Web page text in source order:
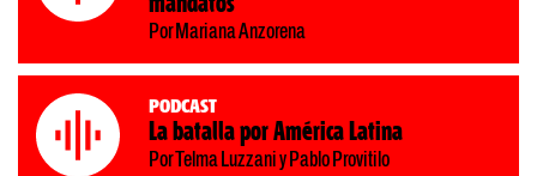
Por Mariana Anzorena
Podcast
La batalla por América Latina
Por Telma Luzzani y Pablo Provitilo